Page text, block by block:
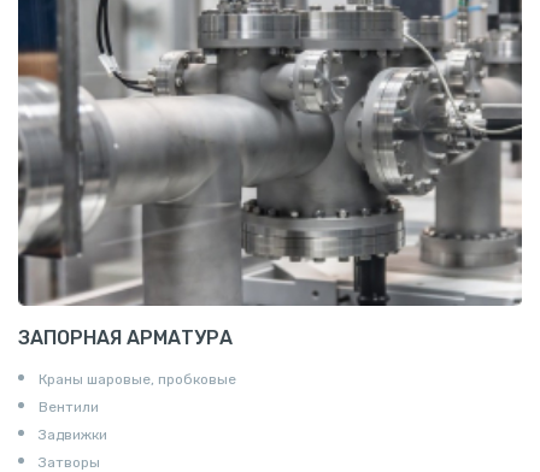
Т профиль алюминиевый
Пруток квадратный алюминиевый
Полоса алюминиевая
Пруток шестигранный алюминиевый
ЗАПОРНАЯ АРМАТУРА
Краны шаровые, пробковые
Вентили
Задвижки
Затворы